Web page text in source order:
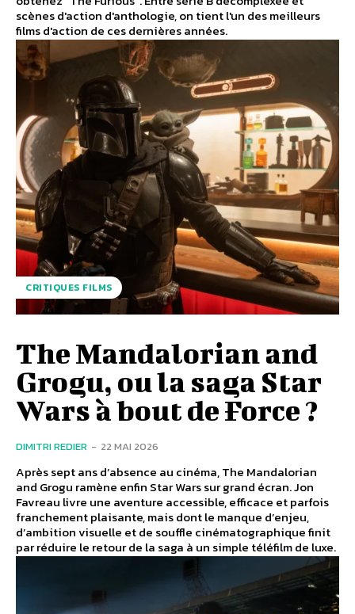
scènes d'action d'anthologie, on tient l'un des meilleurs
films d'action de ces dernières années.
CRITIQUES FILMS
The Mandalorian and
Grogu, ou la saga Star
Wars à bout de Force ?
DIMITRI REDIER - 22 MAI 2026
Après sept ans d’absence au cinéma, The Mandalorian
and Grogu ramène enfin Star Wars sur grand écran. Jon
Favreau livre une aventure accessible, efficace et parfois
franchement plaisante, mais dont le manque d’enjeu,
d’ambition visuelle et de souffle cinématographique finit
par réduire le retour de la saga à un simple téléfilm de luxe.